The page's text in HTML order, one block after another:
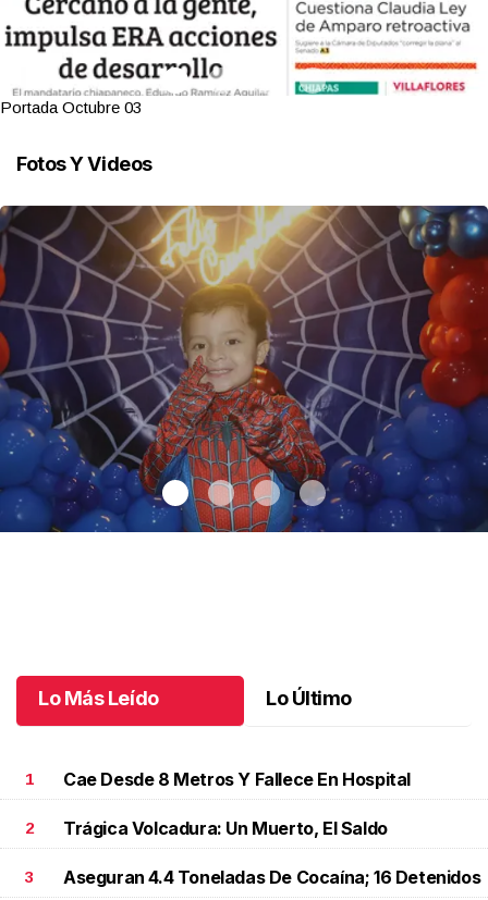
Portada Octubre 03
Fotos Y Videos
Lo Más Leído Lo Último
1 Cae Desde 8 Metros Y Fallece En Hospital
2 Trágica Volcadura: Un Muerto, El Saldo
3 Aseguran 4.4 Toneladas De Cocaína; 16 Detenidos